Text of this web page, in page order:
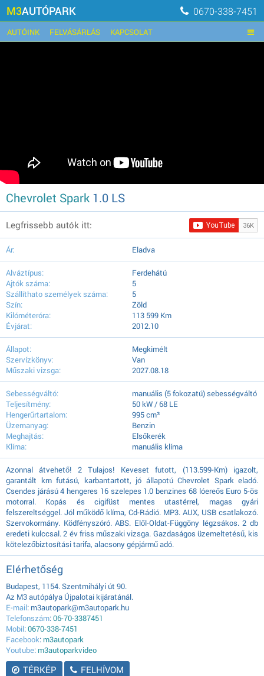
M3AUTÓPARK 0670-338-7451
AUTÓINK FELVÁSÁRLÁS KAPCSOLAT
Chevrolet Spark 1.0 LS
Legfrissebb autók itt:
Ár: Eladva
Alváztípus:
Ferdehátú
Ajtók száma:
5
Szállíthato személyek száma:
5
Szín:
Zöld
Kilóméteróra:
113 599 Km
Évjárat:
2012.10
Állapot:
Megkimélt
Szervízkönyv:
Van
Műszaki vizsga:
2027.08.18
Sebességváltó:
manuális (5 fokozatú) sebességváltó
Teljesítmény:
50 kW / 68 LE
Hengerűrtartalom:
995 cm³
Üzemanyag:
Benzin
Meghajtás:
Elsőkerék
Klíma:
manuális klíma
Azonnal átvehető! 2 Tulajos! Keveset futott, (113.599-Km) igazolt,
garantált km futású, karbantartott, jó állapotú Chevrolet Spark eladó.
Csendes járású 4 hengeres 16 szelepes 1.0 benzines 68 lóereős Euro 5-ös
motorral. Kopás és cigifüst mentes utastérrel, magas gyári
felszereltséggel. Jól működő klíma, Cd-Rádió. MP3. AUX, USB csatlakozó.
Szervokormány. Ködfényszóró. ABS. Elől-Oldat-Függöny légzsákos. 2 db
eredeti kulccsal. 2 év friss műszaki vizsga. Gazdaságos üzemeltetésű, kis
kötelezőbiztosítási tarifa, alacsony gépjármű adó.
Elérhetőség
Budapest, 1154. Szentmihályi út 90.
Az M3 autópálya Újpalotai kijáratánál.
E-mail: m3autopark@m3autopark.hu
Telefonszám:06-70-3387451
Mobil:0670-338-7451
Facebook: m3autopark
Youtube: m3autoparkvideo
TÉRKÉP FELHÍVOM